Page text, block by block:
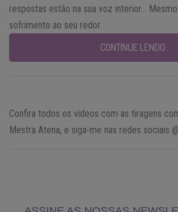
respostas estão na sua voz interior…
sofrimento ao seu redor.
CONTINUE LENDO…
Confira todos os vídeos com as tiragens
Mestra Atena, e siga-me nas redes sociais